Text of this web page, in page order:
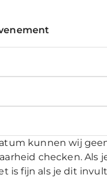
kunnen wij
checken. Als
is fijn als je dit